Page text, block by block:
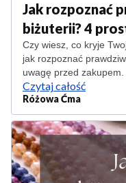
Jak rozpoznać
biżuterii? 4
Czy wiesz, co kryje
jak rozpoznać
uwagę przed zakupem.
Czytaj całość
Różowa Ćma